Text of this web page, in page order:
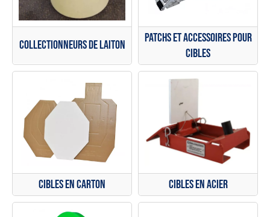
Collectionneurs de laiton
Patchs et accessoires pour
cibles
Cibles en carton Cibles en acier